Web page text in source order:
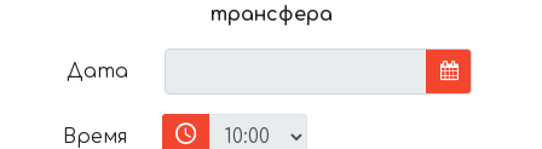
трансфера
Дата
Время